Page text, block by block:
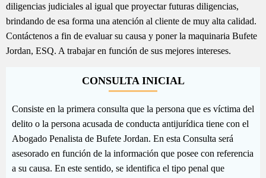
diligencias judiciales al igual que proyectar futuras diligencias,
brindando de esa forma una atención al cliente de muy alta calidad.
Contáctenos a fin de evaluar su causa y poner la maquinaria Bufete
Jordan, ESQ. A trabajar en función de sus mejores intereses.
CONSULTA INICIAL
Consiste en la primera consulta que la persona que es víctima del
delito o la persona acusada de conducta antijurídica tiene con el
Abogado Penalista de Bufete Jordan. En esta Consulta será
asesorado en función de la información que posee con referencia
a su causa. En este sentido, se identifica el tipo penal que